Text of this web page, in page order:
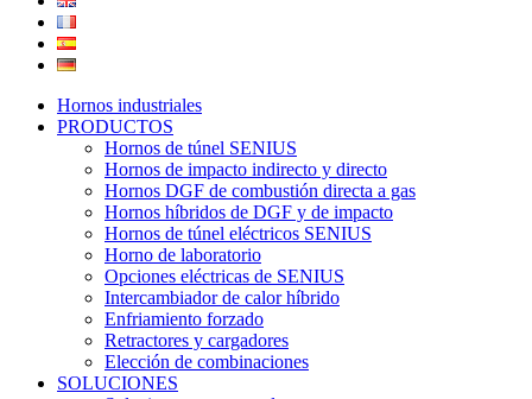
Hornos industriales
PRODUCTOS
Hornos de túnel SENIUS
Hornos de impacto indirecto y directo
Hornos DGF de combustión directa a gas
Hornos híbridos de DGF y de impacto
Hornos de túnel eléctricos SENIUS
Horno de laboratorio
Opciones eléctricas de SENIUS
Intercambiador de calor híbrido
Enfriamiento forzado
Retractores y cargadores
Elección de combinaciones
SOLUCIONES